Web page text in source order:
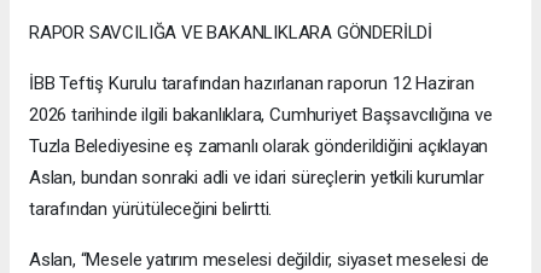
RAPOR SAVCILIĞA VE BAKANLIKLARA GÖNDERİLDİ
İBB Teftiş Kurulu tarafından hazırlanan raporun 12 Haziran
2026 tarihinde ilgili bakanlıklara, Cumhuriyet Başsavcılığına ve
Tuzla Belediyesine eş zamanlı olarak gönderildiğini açıklayan
Aslan, bundan sonraki adli ve idari süreçlerin yetkili kurumlar
tarafından yürütüleceğini belirtti.
Aslan, “Mesele yatırım meselesi değildir, siyaset meselesi de